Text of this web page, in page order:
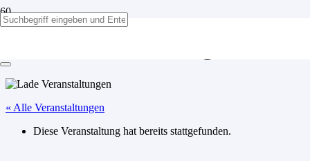
« Alle Veranstaltungen
Diese Veranstaltung hat bereits stattgefunden.